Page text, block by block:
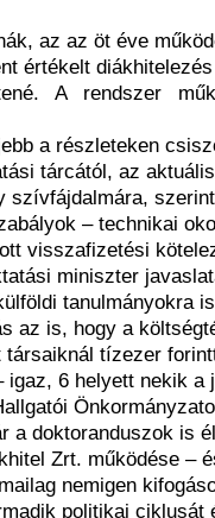
az az öt éve
értékelt
A rendszer
a részleteken
tárcától, az
szívfájdalmára,
– technikai
visszafizetési
miniszter
tanulmányokra
az is, hogy a
tízezer
6 helyett nekik a
a doktoranduszok is
Zrt. működése –
nemigen
politikai ciklusát